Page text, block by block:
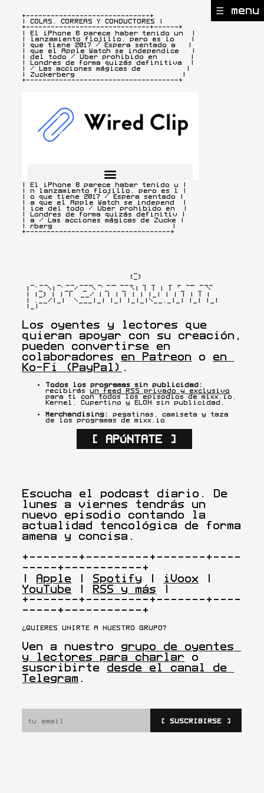
☰ menu
+------------------------------+
| COLAS, CORREAS Y CONDUCTORES |
+------------------------------+------+
| El iPhone 8 parece haber tenido un  |
| lanzamiento flojillo, pero es lo    |
| que tiene 2017 / Espera sentado a   |
| que el Apple Watch se independice   |
| del todo / Uber prohibido en        |
| Londres de forma quizás definitiva  |
| / Las acciones mágicas de           |
| Zuckerberg                          |
+-------------------------------------+
+-----------------------------------+
| El iPhone 8 parece haber tenido u |
| n lanzamiento flojillo, pero es l |
| o que tiene 2017 / Espera sentado |
| a que el Apple Watch se independ  |
| ice del todo / Uber prohibido en  |
| Londres de forma quizás definitiv |
| a / Las acciones mágicas de Zucke |
| rberg                             |
+-----------------------------------+
Los oyentes y lectores que
quieran apoyar con su creación,
pueden convertirse en
colaboradores en Patreon o en
Ko-Fi (PayPal)
Todos los programas sin publicidad:
recibirás un feed RSS privado y exclusivo
para ti con todos los episodios de mixx.io,
Kernel, Cupertino y ELON sin publicidad.
Merchandising:
pegatinas, camiseta y taza
de los programas de mixx.io
[ APÚNTATE ]
Escucha el podcast diario. De
lunes a viernes tendrás un
nuevo episodio contando la
actualidad tencológica de forma
amena y concisa.
+-------+---------+-------+----
-----+-----------+
Apple Spotify iVoox
YouTube
RSS y más
+-------+---------+-------+----
-----+-----------+
¿QUIERES UNIRTE A NUESTRO GRUPO?
Ven a nuestro grupo de oyentes
y lectores para charlar o
suscribirte desde el canal de
Telegram
[ SUSCRIBIRSE ]